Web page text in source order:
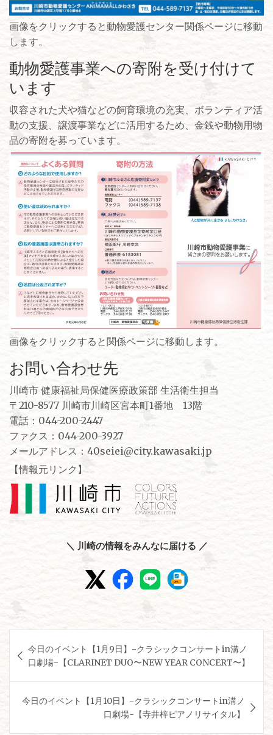
画像をクリックすると動物愛護センター関係ページに移動
します。
動物愛護事業への寄附を受け付けて
います
収容された犬や猫などの飼育環境の充実、ボランティア活
動の支援、譲渡事業などに活用するため、金銭や動物用物
品の寄附を募っています。
画像をクリックすると関係ページに移動します。
お問い合わせ先
川崎市 健康福祉局保健医療政策部 生活衛生担当
〒210-8577 川崎市川崎区宮本町1番地 13階
電話：044-200-2447
ファクス：044-200-3927
メールアドレス：40seiei@city.kawasaki.jp
【情報元リンク】
＼ 川崎の情報をみんなに届ける ／
稿
ナ
ビ
今日のイベント【1月9日】-クラシックコンサートin溝ノ
口劇場-【CLARINET DUO〜NEW YEAR CONCERT〜】
今日のイベント【1月10日】-クラシックコンサートin溝ノ
口劇場-【寺井梓ピアノリサイタル】